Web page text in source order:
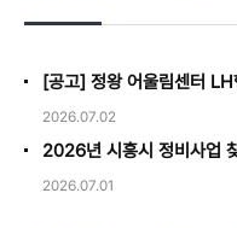
2026.07.02
2026년 시흥시 정비사업
2026.07.01